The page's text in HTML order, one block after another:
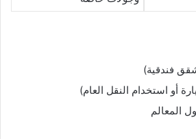
فندقية)
أو استخدام النقل العام)
المعالم